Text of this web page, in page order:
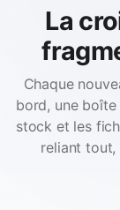
La
Chaque
bord, une
stock et les
reliant tout,